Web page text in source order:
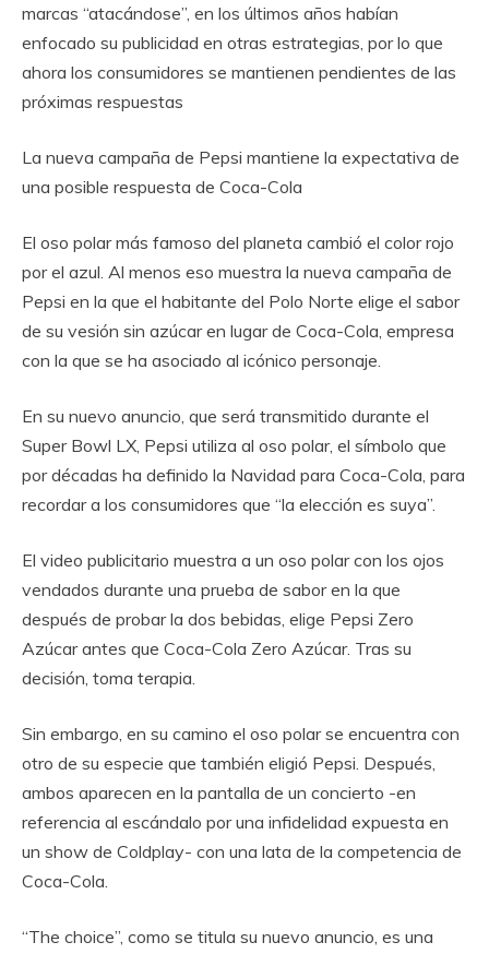
marcas “atacándose”, en los últimos años habían
enfocado su publicidad en otras estrategias, por lo que
ahora los consumidores se mantienen pendientes de las
próximas respuestas
La nueva campaña de Pepsi mantiene la expectativa de
una posible respuesta de Coca-Cola
El oso polar más famoso del planeta cambió el color rojo
por el azul. Al menos eso muestra la nueva campaña de
Pepsi en la que el habitante del Polo Norte elige el sabor
de su vesión sin azúcar en lugar de Coca-Cola, empresa
con la que se ha asociado al icónico personaje.
En su nuevo anuncio, que será transmitido durante el
Super Bowl LX, Pepsi utiliza al oso polar, el símbolo que
por décadas ha definido la Navidad para Coca-Cola, para
recordar a los consumidores que “la elección es suya”.
El video publicitario muestra a un oso polar con los ojos
vendados durante una prueba de sabor en la que
después de probar la dos bebidas, elige Pepsi Zero
Azúcar antes que Coca-Cola Zero Azúcar. Tras su
decisión, toma terapia.
Sin embargo, en su camino el oso polar se encuentra con
otro de su especie que también eligió Pepsi. Después,
ambos aparecen en la pantalla de un concierto -en
referencia al escándalo por una infidelidad expuesta en
un show de Coldplay- con una lata de la competencia de
Coca-Cola.
“The choice”, como se titula su nuevo anuncio, es una